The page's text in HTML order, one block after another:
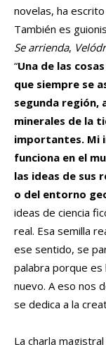
novelas, ha
También es
Se arrienda,
“Una de las
que siempre se
segunda región,
minerales de la
importantes. Mi
funciona en el
las ideas de sus
o del entorno
ideas de ciencia
real. Esa semilla
ese sentido, se
palabra porque es
nuevo. A eso nos
se dedica a la
La charla